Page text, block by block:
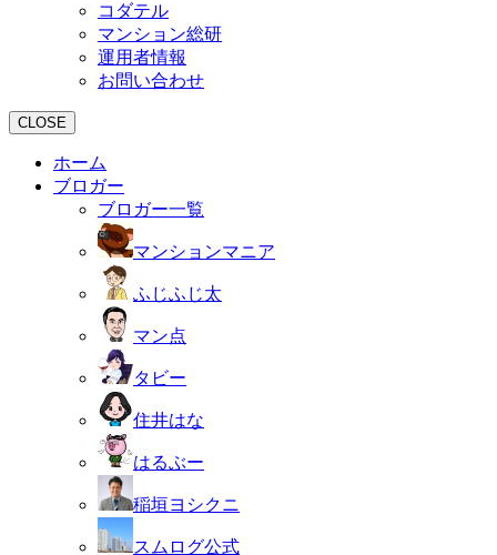
コダテル
マンション総研
運用者情報
お問い合わせ
CLOSE
ホーム
ブロガー
ブロガー一覧
マンションマニア
ふじふじ太
マン点
タビー
住井はな
はるぶー
稲垣ヨシクニ
スムログ公式